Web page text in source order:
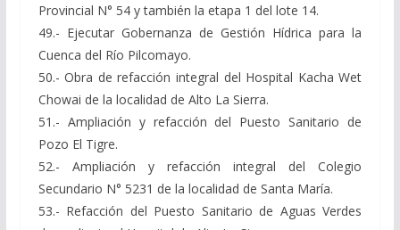
Provincial N° 54 y también la etapa 1 del lote 14.
49.- Ejecutar Gobernanza de Gestión Hídrica para la
Cuenca del Río Pilcomayo.
50.- Obra de refacción integral del Hospital Kacha Wet
Chowai de la localidad de Alto La Sierra.
51.- Ampliación y refacción del Puesto Sanitario de
Pozo El Tigre.
52.- Ampliación y refacción integral del Colegio
Secundario N° 5231 de la localidad de Santa María.
53.- Refacción del Puesto Sanitario de Aguas Verdes